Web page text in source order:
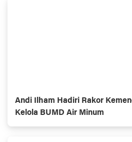
Andi Ilham Hadiri Rakor
Kelola BUMD Air Minum